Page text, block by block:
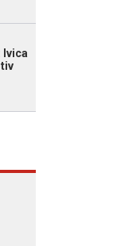
Ivica